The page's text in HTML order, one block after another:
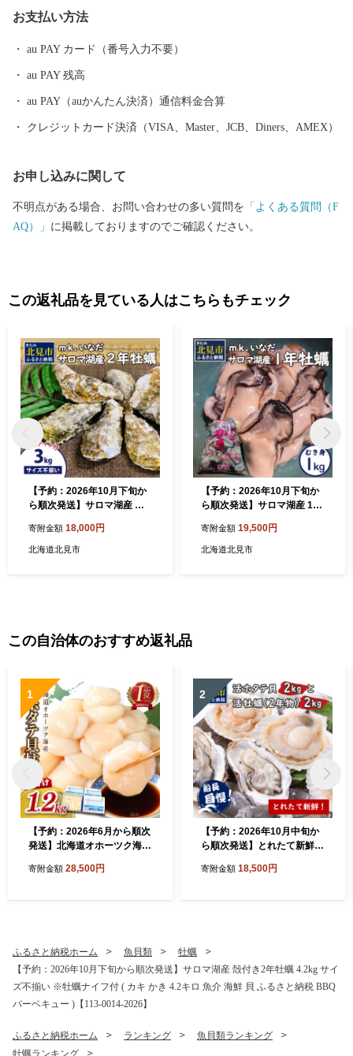
の税務署にお問い合わせください。
お支払い方法
au PAY カード（番号入力不要）
au PAY 残高
au PAY（auかんたん決済）通信料金合算
クレジットカード決済（VISA、Master、JCB、Diners、AMEX）
お申し込みに関して
不明点がある場合、お問い合わせの多い質問を 「よくある質問（F
AQ）」 に掲載しておりますのでご確認ください。
この返礼品を見ている人はこちらもチェック
【予約：2026年10月下旬か
ら順次発送】サロマ湖産 殻
い ※牡蠣ナイフ付 ( カキ か
き 3キロ 魚介 海鮮 貝 ふるさ
寄附金額 18,000円
北海道北見市
【予約：2026年10月下旬か
ら順次発送】サロマ湖産 1年
かき むき身 1キロ 魚介 海鮮
貝 ふるさと納税 )【113-001
寄附金額 19,500円
北海道北見市
この自治体のおすすめ返礼品
1
【予約：2026年6月から順次
発送】北海道オホーツク海産
鮮 魚介 魚介類 貝 ほたて 刺
寄附金額 28,500円
2
【予約：2026年10月中旬か
ら順次発送】とれたて新鮮！
物2kg ( 海鮮 魚介 貝 帆立 ほ
寄附金額 18,500円
ふるさと納税ホーム 魚貝類
牡蠣
【予約：2026年10月下旬から順次発送】サロマ湖産 殻付き2年牡蠣 4.2kg サイ
ズ不揃い ※牡蠣ナイフ付 ( カキ かき 4.2キロ 魚介 海鮮 貝 ふるさと納税 BBQ
バーベキュー )【113-0014-2026】
ふるさと納税ホーム ランキング
魚貝類ランキング
牡蠣ランキング